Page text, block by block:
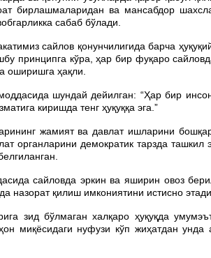
бирлашмаларидан ва мансабдор
сабаб бўлади.
сайлов қонунчилигида барча
принципга кўра, ҳар бир фуқаро
оширишга ҳақли.
шундай дейилган: “Ҳар бир
киришда тенг ҳуқуққа эга.”
жамият ва давлат ишларини
органларини демократик тарзда
сайловда эркин ва яширин овоз
назорат қилиш имкониятини истисно
зид бўлмаган халқаро ҳуқуқда
миқёсидаги нуфузи кўп жиҳатдан унда